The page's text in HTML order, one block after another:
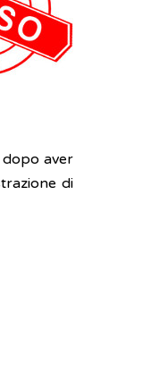
dopo aver
di